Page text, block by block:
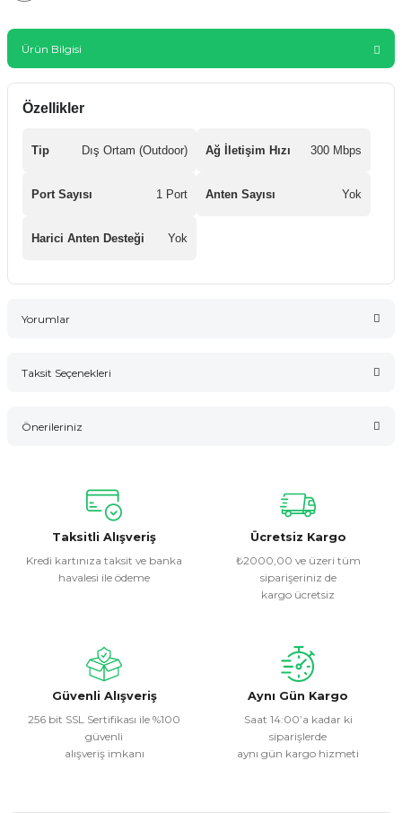
Ürün Bilgisi
Özellikler
Tip Dış Ortam (Outdoor) Ağ İletişim Hızı 300 Mbps
Port Sayısı 1 Port Anten Sayısı Yok
Harici Anten Desteği Yok
Yorumlar
Taksit Seçenekleri
Önerileriniz
konularda yetersiz gördüğünüz noktaları öneri formunu
kullanarak tarafımıza iletebilirsiniz.
Görüş ve önerileriniz için teşekkür ederiz.
Ürün resmi kalitesiz, bozuk veya görüntülenemiyor.
Ürün fiyatı diğer sitelerden daha pahalı.
Bu ürüne benzer farklı alternatifler olmalı.
Taksitli Alışveriş
Kredi kartınıza taksit ve banka
havalesi ile ödeme
Ücretsiz Kargo
₺2000,00 ve üzeri tüm
siparişeriniz de
kargo ücretsiz
Güvenli Alışveriş
256 bit SSL Sertifikası ile %100
güvenli
alışveriş imkanı
Aynı Gün Kargo
Saat 14:00’a kadar ki
siparişlerde
aynı gün kargo hizmeti